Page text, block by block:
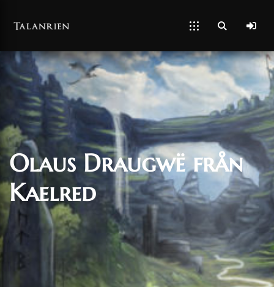
Olaus Draugwë från
Kaelred
28/04/2020